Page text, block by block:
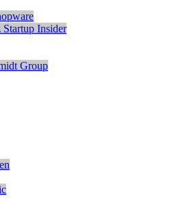
Startup Insider
Group